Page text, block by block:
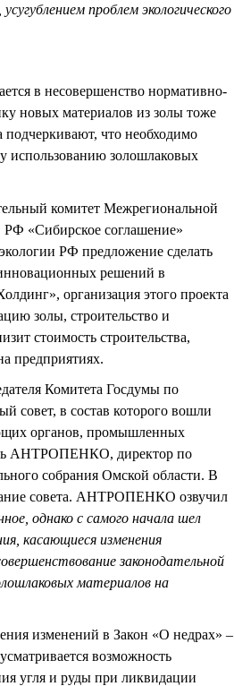
проблем экологического
в несовершенство нормативно-
новых материалов из золы тоже
что необходимо
использованию золошлаковых
комитет Межрегиональной
РФ «Сибирское соглашение»
РФ предложение сделать
решений в
организация этого проекта
золы, строительство и
стоимость строительства,
предприятиях.
Комитета Госдумы по
в состав которого вошли
органов, промышленных
АНТРОПЕНКО, директор по
собрания Омской области. В
совета. АНТРОПЕНКО озвучил
однако с самого начала шел
касающиеся изменения
законодательной
материалов на
изменений в Закон «О недрах» –
возможность
угля и руды при ликвидации